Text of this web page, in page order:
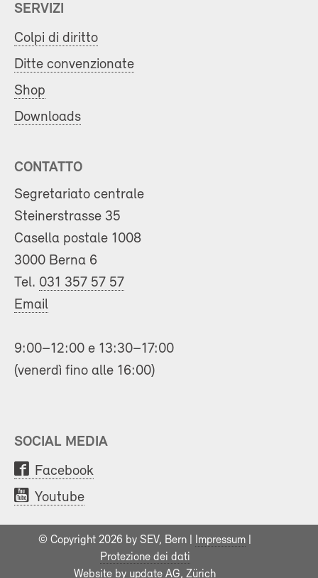
SERVIZI
Colpi di diritto
Ditte convenzionate
Shop
Downloads
CONTATTO
Segretariato centrale
Steinerstrasse 35
Casella postale 1008
3000 Berna 6
Tel. 031 357 57 57
Email
9:00–12:00 e 13:30–17:00
(venerdì fino alle 16:00)
SOCIAL MEDIA
Facebook
Youtube
© Copyright 2026 by SEV, Bern | Impressum
Protezione dei dati
Website by update AG, Zürich